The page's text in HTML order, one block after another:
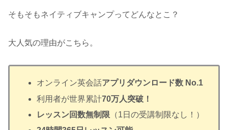
そもそもネイティブキャンプってどんなとこ？
大人気の理由がこちら。
オンライン英会話アプリダウンロード数 No.1
利用者が世界累計70万人突破！
レッスン回数無制限 （1日の受講制限なし！）